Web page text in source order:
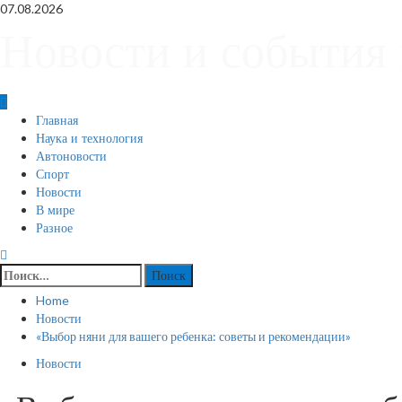
Skip
07.08.2026
Primary
Menu
Главная
Наука и технология
Автоновости
Спорт
Новости
В мире
Разное
Найти:
Home
Новости
«Выбор няни для вашего ребенка: советы и рекомендации»
Новости